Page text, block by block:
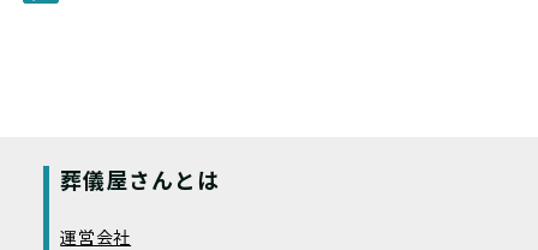
葬儀屋さんとは
運営会社